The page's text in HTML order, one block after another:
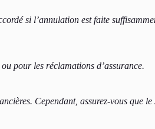
si l’annulation est faite
pour les réclamations d’assurance.
Cependant, assurez-vous que le